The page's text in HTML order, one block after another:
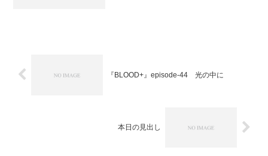
『BLOOD+』episode-44 光の中に
本日の見出し